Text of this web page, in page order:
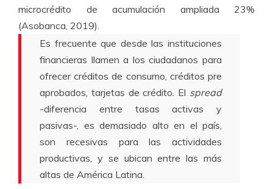
microcrédito de acumulación ampliada 23%
(Asobanca, 2019).
Es frecuente que desde las instituciones
financieras llamen a los ciudadanos para
ofrecer créditos de consumo, créditos pre
aprobados, tarjetas de crédito. El spread
-diferencia entre tasas activas y
pasivas-, es demasiado alto en el país,
son recesivas para las actividades
productivas, y se ubican entre las más
altas de América Latina.